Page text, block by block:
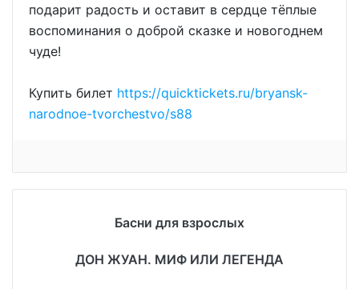
подарит радость и оставит в сердце тёплые
воспоминания о доброй сказке и новогоднем
чуде!
Купить билет https://quicktickets.ru/bryansk-
narodnoe-tvorchestvo/s88
Басни для взрослых
ДОН ЖУАН. МИФ ИЛИ ЛЕГЕНДА